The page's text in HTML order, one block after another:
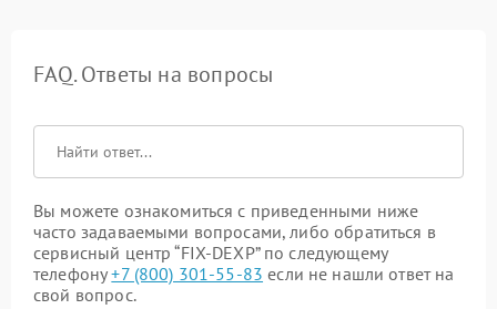
FAQ. Ответы на вопросы
Вы можете ознакомиться с приведенными ниже
часто задаваемыми вопросами, либо обратиться в
сервисный центр “FIX-DEXP” по следующему
телефону+7 (800) 301-55-83 если не нашли ответ на
свой вопрос.